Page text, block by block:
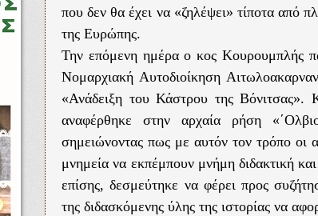
που δεν θα έχει να «ζηλέψει» τίποτα από
της Ευρώπης.
Την επόμενη ημέρα ο κος Κουρουμπλής
Νομαρχιακή Αυτοδιοίκηση
«Ανάδειξη του Κάστρου της
αναφέρθηκε στην αρχαία ρήση
σημειώνοντας πως με αυτόν τον τρόπο οι
μνημεία να εκπέμπουν μνήμη διδακτική
επίσης, δεσμεύτηκε να φέρει προς
της διδασκόμενης ύλης της ιστορίας να